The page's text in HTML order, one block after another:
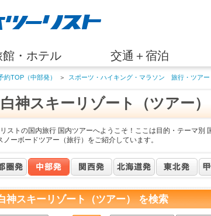
館・ホテル 交通＋宿泊
約TOP（中部発） ＞ スポーツ・ハイキング・マラソン 旅行・ツアー
神スキーリゾート（ツアー）
ストの国内旅行 国内ツアーへようこそ！ここは目的・テーマ別
ノーボードツアー（旅行）をご紹介しています。
神スキーリゾート（ツアー） を検索